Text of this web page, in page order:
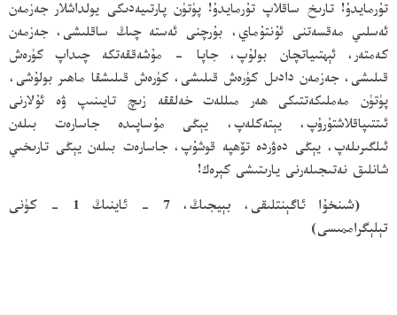
تۇرمايدۇ! تارىخ ساقلاپ تۇرمايدۇ! پۈتۈن پارتىيەدىكى يولداشلار جەزمەن
ئەسلىي مەقسەتنى ئۇنتۇماي، بۇرچنى ئەستە چىڭ ساقلىشى، جەزمەن
كەمتەر، ئېھتىياتچان بولۇپ، جاپا - مۇشەققەتكە چىداپ كۈرەش
قىلىشى، جەزمەن دادىل كۈرەش قىلىشى، كۈرەش قىلىشقا ماھىر بولۇشى،
پۈتۈن مەملىكەتتىكى ھەر مىللەت خەلققە زىچ تايىنىپ ۋە ئۇلارنى
ئىتتىپاقلاشتۇرۇپ، يېتەكلەپ، يېڭى مۇساپىدە جاسارەت بىلەن
ئىلگىرىلەپ، يېڭى دەۋردە تۆھپە قوشۇپ، جاسارەت بىلەن يېڭى تارىخىي
شانلىق نەتىجىلەرنى يارىتىشى كېرەك!
(شىنخۇا ئاگېنتلىقى، بېيجىڭ، 7 - ئاينىڭ 1 - كۈنى
تېلېگراممىسى)